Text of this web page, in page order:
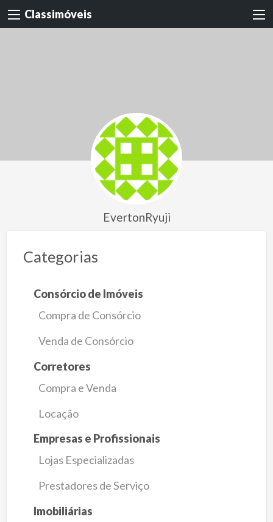
Classimóveis
EvertonRyuji
Categorias
Consórcio de Imóveis
Compra de Consórcio
Venda de Consórcio
Corretores
Compra e Venda
Locação
Empresas e Profissionais
Lojas Especializadas
Prestadores de Serviço
Imobiliárias